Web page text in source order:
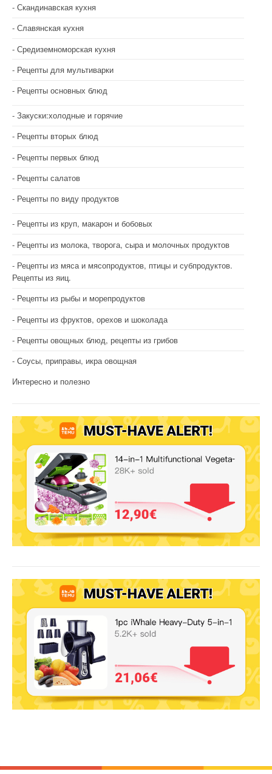
Скандинавская кухня
Славянская кухня
Средиземноморская кухня
Рецепты для мультиварки
Рецепты основных блюд
Закуски:холодные и горячие
Рецепты вторых блюд
Рецепты первых блюд
Рецепты салатов
Рецепты по виду продуктов
Рецепты из круп, макарон и бобовых
Рецепты из молока, творога, сыра и молочных продуктов
Рецепты из мяса и мясопродуктов, птицы и субпродуктов.
Рецепты из яиц.
Рецепты из рыбы и морепродуктов
Рецепты из фруктов, орехов и шоколада
Рецепты овощных блюд, рецепты из грибов
Соусы, приправы, икра овощная
Интересно и полезно